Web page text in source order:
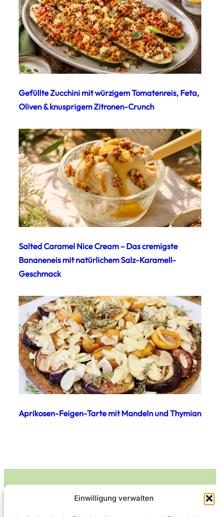
Einwilligung verwalten
Gefüllte Zucchini mit würzigem Tomatenreis, Feta,
Oliven & knusprigem Zitronen-Crunch
Salted Caramel Nice Cream – Das cremigste
Bananeneis mit natürlichem Salz-Karamell-
Geschmack
Aprikosen-Feigen-Tarte mit Mandeln und Thymian
Leckerlife